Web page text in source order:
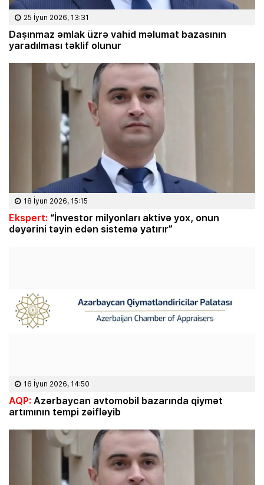
25 İyun 2026, 13:31
Daşınmaz əmlak üzrə vahid məlumat bazasının
yaradılması təklif olunur
18 İyun 2026, 15:15
Ekspert: “İnvestor milyonları aktivə yox, onun
dəyərini təyin edən sistemə yatırır”
16 İyun 2026, 14:50
AQP: Azərbaycan avtomobil bazarında qiymət
artımının tempi zəifləyib